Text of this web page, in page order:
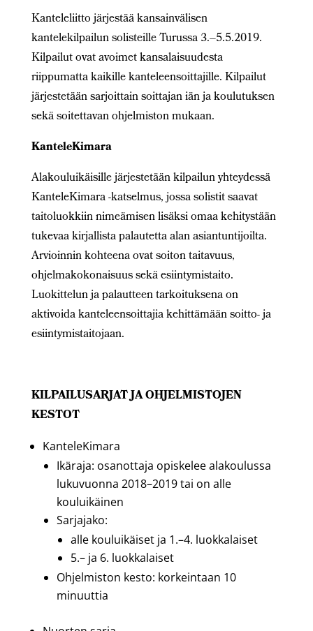
Kanteleliitto järjestää kansainvälisen
kantelekilpailun solisteille Turussa 3.–5.5.2019.
Kilpailut ovat avoimet kansalaisuudesta
riippumatta kaikille kanteleensoittajille. Kilpailut
järjestetään sarjoittain soittajan iän ja koulutuksen
sekä soitettavan ohjelmiston mukaan.
KanteleKimara
Alakouluikäisille järjestetään kilpailun yhteydessä
KanteleKimara -katselmus, jossa solistit saavat
taitoluokkiin nimeämisen lisäksi omaa kehitystään
tukevaa kirjallista palautetta alan asiantuntijoilta.
Arvioinnin kohteena ovat soiton taitavuus,
ohjelmakokonaisuus sekä esiintymistaito.
Luokittelun ja palautteen tarkoituksena on
aktivoida kanteleensoittajia kehittämään soitto- ja
esiintymistaitojaan.
KILPAILUSARJAT JA OHJELMISTOJEN
KESTOT
KanteleKimara
Ikäraja: osanottaja opiskelee alakoulussa
lukuvuonna 2018–2019tai on alle
kouluikäinen
Sarjajako:
alle kouluikäiset ja 1.–4. luokkalaiset
5.–ja 6. luokkalaiset
Ohjelmiston kesto: korkeintaan 10
minuuttia